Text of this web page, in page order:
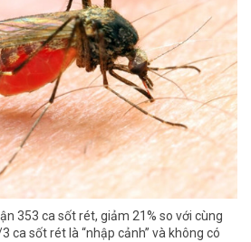
353 ca sốt rét, giảm 21% so với cùng
ca sốt rét là “nhập cảnh” và không có